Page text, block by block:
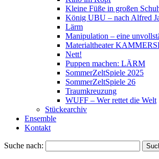
Kleine Füße in großen
König UBU – nach Alfred
Lärm
Manipulation – eine
Materialtheater
Nett!
Puppen machen: LÄRM
SommerZeltSpiele 2025
SommerZeltSpiele 26
Traumkreuzung
WUFF – Wer rettet die Welt
Stückearchiv
Ensemble
Kontakt
Suche nach: